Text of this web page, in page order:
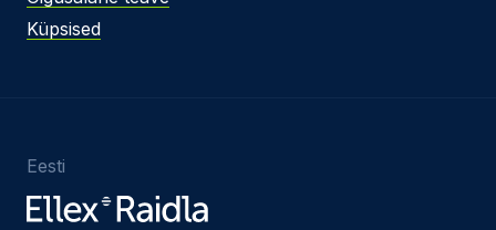
Küpsised
Eesti